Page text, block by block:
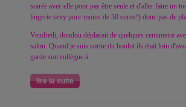
soirée avec elle pour pas être seule et d'aller faire un
lingerie sexy pour moins de 50 euros!) donc pas de
Vendredi, doudou déplacait de quelques centimetre
salon. Quand je suis sortie du boulot ils était loin
garde son collègue à
lire la suite